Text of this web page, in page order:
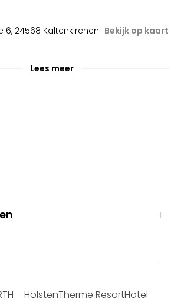
6, 24568 Kaltenkirchen Bekijk op kaart
Lees meer
– HolstenTherme ResortHotel